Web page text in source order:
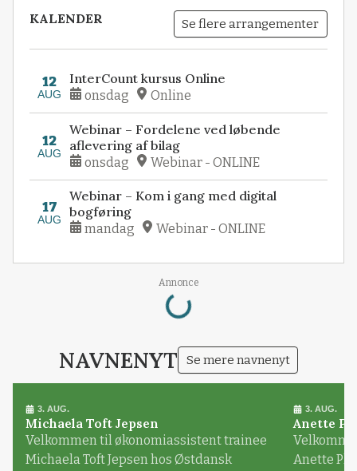
KALENDER Se flere arrangementer
12
AUG
InterCount kursus Online
onsdag Online
12
AUG
Webinar – Fordelene ved løbende
aflevering af bilag
onsdag Webinar - ONLINE
17
AUG
Webinar – Kom i gang med digital
bogføring
mandag Webinar - ONLINE
Annonce
Loading...
NAVNENYT Se mere navnenyt
3. AUG.
Michaela Toft Jepsen
Velkommen til økonomiassistent trainee
Michaela Toft Jepsen hos Østdansk
3. AUG.
Anette
Anette